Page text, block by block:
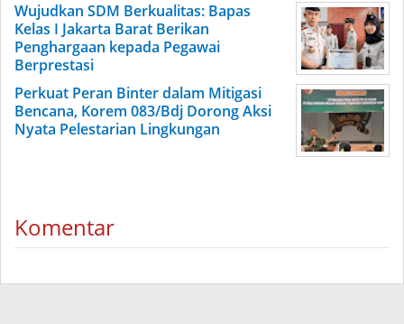
Wujudkan SDM Berkualitas: Bapas
Kelas I Jakarta Barat Berikan
Penghargaan kepada Pegawai
Berprestasi
Perkuat Peran Binter dalam Mitigasi
Bencana, Korem 083/Bdj Dorong Aksi
Nyata Pelestarian Lingkungan
Komentar